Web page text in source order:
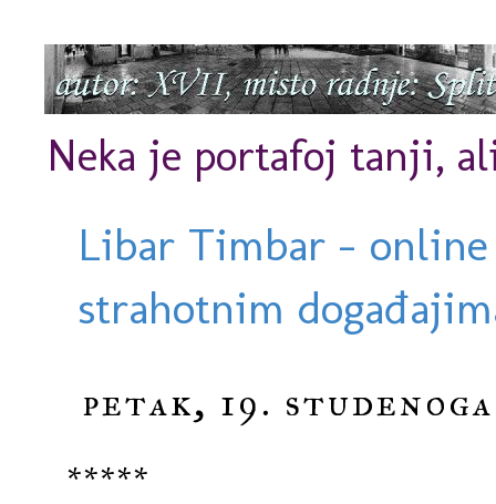
Neka je portafoj tanji,
Libar Timbar -
strahotnim
petak, 19.
*****